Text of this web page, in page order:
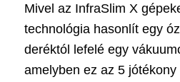
Mivel az InfraSlim X
technológia hasonlít egy
deréktól lefelé egy
amelyben ez az 5